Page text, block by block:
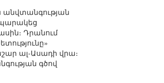
անվտանգության
Դրանում
ալ-Ասադի վրա։
գծով